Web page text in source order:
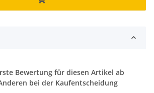
Bewertung für diesen Artikel ab
bei der Kaufentscheidung